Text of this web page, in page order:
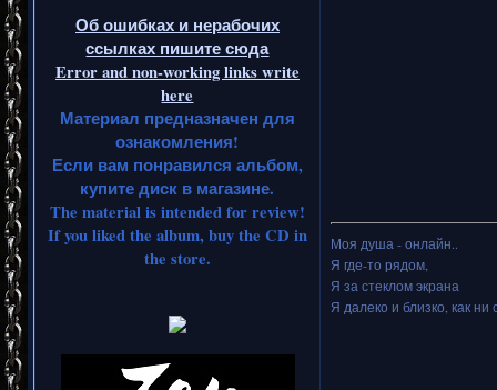
Об ошибках и нерабочих
ссылках пишите сюда
Error and non-working links write
here
Материал предназначен для
ознакомления!
Если вам понравился альбом,
купите диск в магазине.
The material is intended for review!
If you liked the album, buy the CD in
the store.
Моя душа - онлайн..
Я где-то рядом,
Я за стеклом экрана
Я далеко и близко, как ни